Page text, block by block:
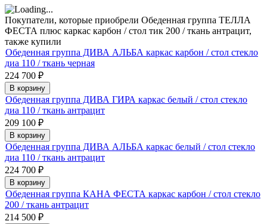
Покупатели, которые приобрели Обеденная группа ТЕЛЛА
ФЕСТА плюс каркас карбон / стол тик 200 / ткань антрацит,
также купили
Обеденная группа ДИВА АЛЬБА каркас карбон / стол стекло
диа 110 / ткань черная
224 700 ₽
В корзину
Обеденная группа ДИВА ГИРА каркас белый / стол стекло
диа 110 / ткань антрацит
209 100 ₽
В корзину
Обеденная группа ДИВА АЛЬБА каркас белый / стол стекло
диа 110 / ткань антрацит
224 700 ₽
В корзину
Обеденная группа КАНА ФЕСТА каркас карбон / стол стекло
200 / ткань антрацит
214 500 ₽